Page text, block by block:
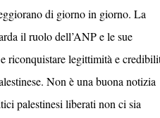
di giorno in giorno. La
il ruolo dell’ANP e le sue
riconquistare legittimità e
Non è una buona notizia
palestinesi liberati non ci sia